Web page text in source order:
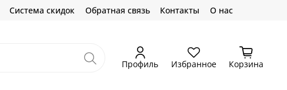
Система скидок Обратная связь Контакты О нас
Профиль Избранное Корзина